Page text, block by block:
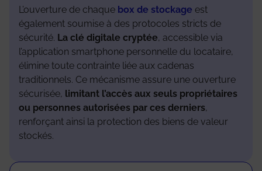
L’ouverture de chaque box de stockage est
également soumise à des protocoles stricts de
sécurité. La clé digitale cryptée, accessible via
l’application smartphone personnelle du locataire,
élimine toute contrainte liée aux cadenas
traditionnels. Ce mécanisme assure une ouverture
sécurisée, limitant l’accès aux seuls propriétaires
ou personnes autorisées par ces derniers,
renforçant ainsi la protection des biens de valeur
stockés.